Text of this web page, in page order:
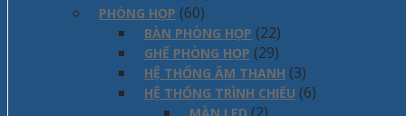
PHÒNG HỌP (60)
BÀN PHÒNG HỌP (22)
GHẾ PHÒNG HỌP (29)
HỆ THỐNG ÂM THANH (3)
HỆ THỐNG TRÌNH CHIẾU (6)